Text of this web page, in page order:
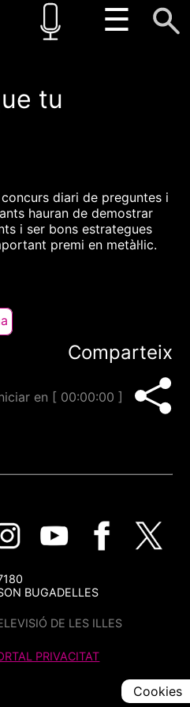
☰
tu
diari de preguntes i
hauran de demostrar
i ser bons estrategues
premi en metàl·lic.
Comparteix
en [ 00:00:00 ]
BUGADELLES
DE LES ILLES
PRIVACITAT
Cookies